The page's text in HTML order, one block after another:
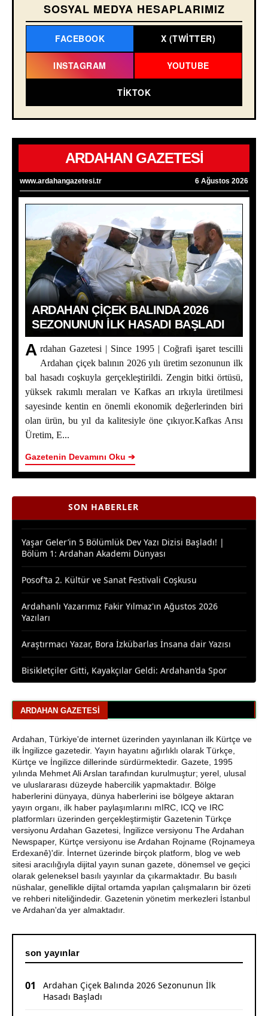
SOSYAL MEDYA HESAPLARIMIZ
FACEBOOK X (TWITTER)
INSTAGRAM YOUTUBE
TIKTOK
ARDAHAN GAZETESİ
www.ardahangazetesi.tr 6 Ağustos 2026
ARDAHAN ÇIÇEK BALINDA 2026
SEZONUNUN İLK HASADI BAŞLADI
A rdahan Gazetesi | Since 1995 | Coğrafi işaret tescilli
Ardahan çiçek balının 2026 yılı üretim sezonunun ilk
bal hasadı coşkuyla gerçekleştirildi. Zengin bitki örtüsü,
yüksek rakımlı meraları ve Kafkas arı ırkıyla üretilmesi
sayesinde kentin en önemli ekonomik değerlerinden biri
olan ürün, bu yıl da kalitesiyle öne çıkıyor.Kafkas Arısı
Üretim, E...
Gazetenin Devamını Oku ➔
SON HABERLER
Ardahan Çiçek Balında 2026 Sezonunun İlk Hasadı
Başladı
Yaşar Geler’in 5 Bölümlük Dev Yazı Dizisi Başladı! |
Bölüm 2 - Ardahan Kültür ve Turizm
Ardahan Çiçek Balı İçin AB Tescilinde Sona Doğru
Yaşar Geler’in 5 Bölümlük Dev Yazı Dizisi Başladı! |
Posof’ta 2. Kültür ve Sanat Festivali Coşkusu
Ardahanlı Yazarımız Fakir Yılmaz'ın Ağustos 2026
Araştırmacı Yazar, Bora İzkübarlas İnsana dair Yazısı
Bisikletçiler Gitti, Kayakçılar Geldi: Ardahan’da Spor
Plaka Duyurusu
Üyeleri CHP’den İstifa Etti
Yaşar Geler'den Bölge Analizi: Ardahan ve Kars'ta Son
Durum
Bir Parti İşte Böyle Bitirilir
CHP Çıldır İl Genel Meclis Üyesi Gökhan Sözbir
Tutuklandı
Ardahan'da Traktör Devrildi: Sürücü Yaralandı
Uluslararası Badminton Turnuvasında Erzincanlı
Sporculardan Büyük Başarı: 3 Altın, 1 Gümüş Madalya
ARDAHAN GAZETESI
Ardahan, Türkiye'de internet üzerinden yayınlanan ilk Kürtçe ve
ilk İngilizce gazetedir. Yayın hayatını ağırlıklı olarak Türkçe,
Kürtçe ve İngilizce dillerinde sürdürmektedir. Gazete, 1995
yılında Mehmet Ali Arslan tarafından kurulmuştur; yerel, ulusal
ve uluslararası düzeyde habercilik yapmaktadır. Bölge
haberlerini dünyaya, dünya haberlerini ise bölgeye aktaran
yayın organı, ilk haber paylaşımlarını mIRC, ICQ ve IRC
platformları üzerinden gerçekleştirmiştir Gazetenin Türkçe
versiyonu Ardahan Gazetesi, İngilizce versiyonu The Ardahan
Newspaper, Kürtçe versiyonu ise Ardahan Rojname (Rojnameya
Erdexanê)'dir. İnternet üzerinde birçok platform, blog ve web
sitesi aracılığıyla dijital yayın sunan gazete, dönemsel ve geçici
olarak geleneksel basılı yayınlar da çıkarmaktadır. Bu basılı
nüshalar, genellikle dijital ortamda yapılan çalışmaların bir özeti
ve rehberi niteliğindedir. Gazetenin yönetim merkezleri İstanbul
ve Ardahan'da yer almaktadır.
son yayınlar
01
Ardahan Çiçek Balında 2026 Sezonunun İlk
Hasadı Başladı